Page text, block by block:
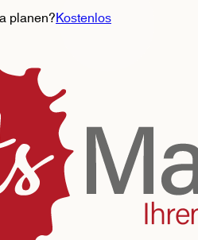
planen?Kostenlos